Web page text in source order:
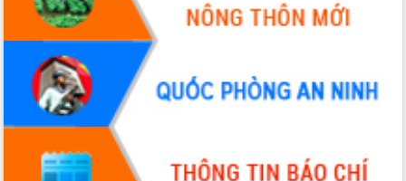
Phó Bí thư Tỉnh ủy Đắk Lắk Đỗ Hữu
Huy giữ chức Bí thư Đảng ủy Ủy Ban
Nhân dân tỉnh
Bệnh án điện tử thúc đẩy chuyển đổi
số y tế tại Đắk Lắk
Chuyển đổi số thư viện: Mở rộng
không gian tri thức trong thời đại số
Đánh giá, rút kinh nghiệm công tác tổ
chức diễn tập trước ngày bầu cử